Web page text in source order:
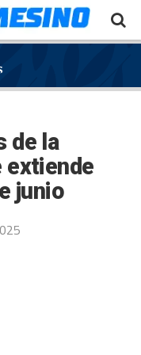
de la
extiende
junio